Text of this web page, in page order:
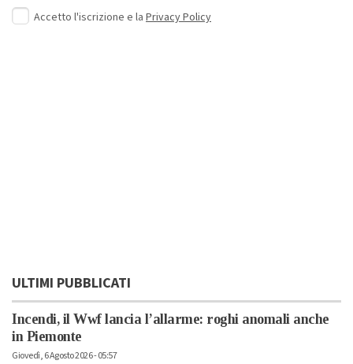
Accetto l'iscrizione e la Privacy Policy
ULTIMI PUBBLICATI
Incendi, il Wwf lancia l’allarme: roghi anomali anche
in Piemonte
Giovedì, 6 Agosto 2026 - 05:57